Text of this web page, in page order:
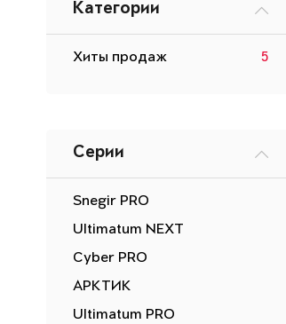
Категории
Хиты продаж 5
Серии
Snegir PRO
Ultimatum NEXT
Cyber PRO
АРКТИК
Ultimatum PRO